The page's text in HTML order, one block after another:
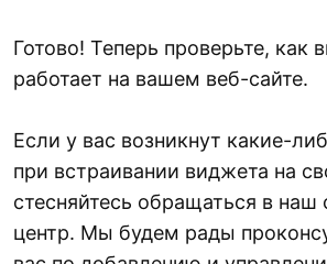
Готово! Теперь проверьте, как
работает на вашем веб-сайте.
Если у вас возникнут какие-
при встраивании виджета на
стесняйтесь обращаться в наш
центр. Мы будем рады